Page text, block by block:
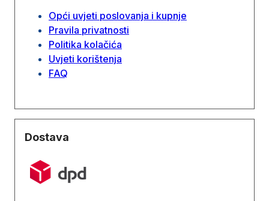
Opći uvjeti poslovanja i kupnje
Pravila privatnosti
Politika kolačića
Uvjeti korištenja
FAQ
Dostava